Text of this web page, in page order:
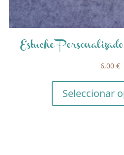
Estuche
6,00 €
Seleccionar